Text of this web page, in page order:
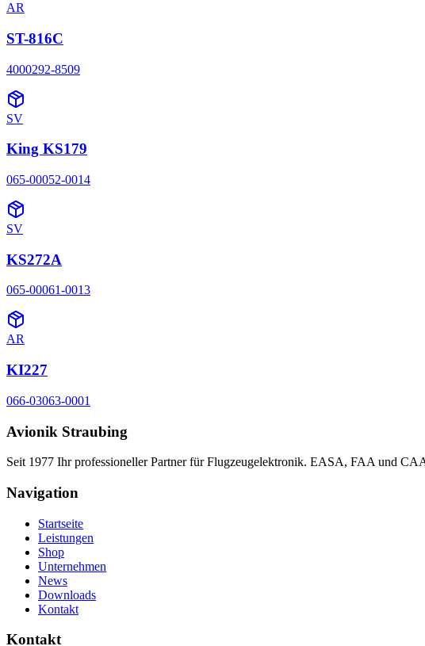
AR
ST-816C
4000292-8509
SV
King KS179
065-00052-0014
SV
KS272A
065-00061-0013
AR
KI227
066-03063-0001
Avionik Straubing
Seit 1977 Ihr professioneller Partner für Flugzeugelektronik. EASA, FAA und
Navigation
Startseite
Leistungen
Shop
Unternehmen
News
Downloads
Kontakt
Kontakt